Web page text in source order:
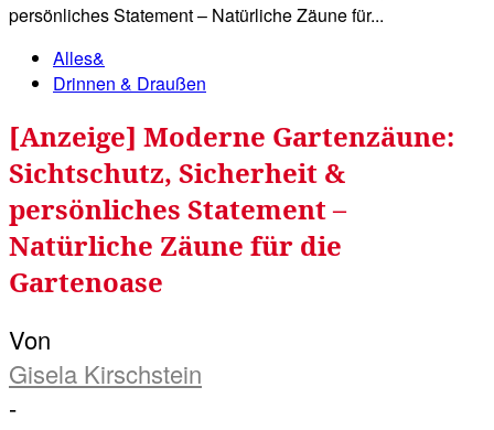
persönliches Statement – Natürliche Zäune für...
Alles&
Drinnen & Draußen
[Anzeige] Moderne Gartenzäune:
Sichtschutz, Sicherheit &
persönliches Statement –
Natürliche Zäune für die
Gartenoase
Von
Gisela Kirschstein
-